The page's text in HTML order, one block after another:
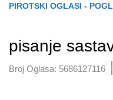
PIROTSKI OGLASI -
pisanje
Broj Oglasa: 5686127116